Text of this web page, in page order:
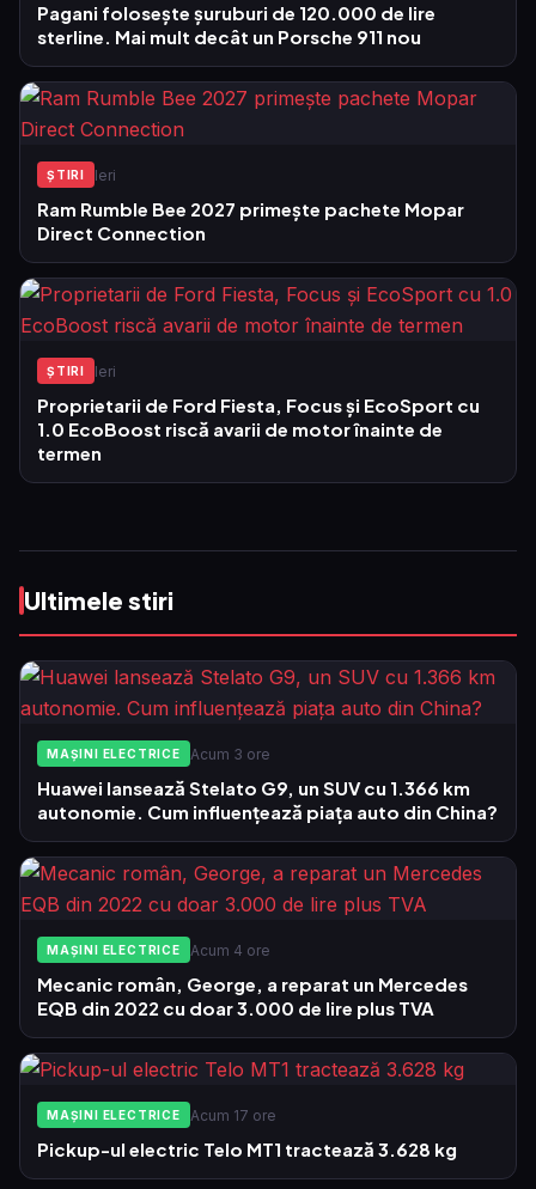
Pagani folosește șuruburi de 120.000 de lire
sterline. Mai mult decât un Porsche 911 nou
ŞTIRI Ieri
Ram Rumble Bee 2027 primește pachete Mopar
Direct Connection
ŞTIRI Ieri
Proprietarii de Ford Fiesta, Focus și EcoSport cu
1.0 EcoBoost riscă avarii de motor înainte de
termen
Ultimele stiri
MAȘINI ELECTRICE Acum 3 ore
Huawei lansează Stelato G9, un SUV cu 1.366 km
autonomie. Cum influențează piața auto din China?
MAȘINI ELECTRICE Acum 4 ore
Mecanic român, George, a reparat un Mercedes
EQB din 2022 cu doar 3.000 de lire plus TVA
MAȘINI ELECTRICE Acum 17 ore
Pickup-ul electric Telo MT1 tractează 3.628 kg